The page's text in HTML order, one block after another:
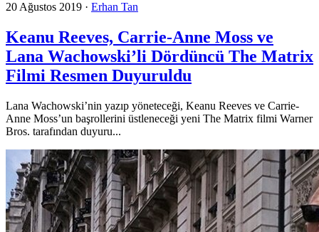
20 Ağustos 2019 · Erhan Tan
Keanu Reeves, Carrie-Anne Moss ve
Lana Wachowski’li Dördüncü The Matrix
Filmi Resmen Duyuruldu
Lana Wachowski’nin yazıp yöneteceği, Keanu Reeves ve Carrie-
Anne Moss’un başrollerini üstleneceği yeni The Matrix filmi Warner
Bros. tarafından duyuru...